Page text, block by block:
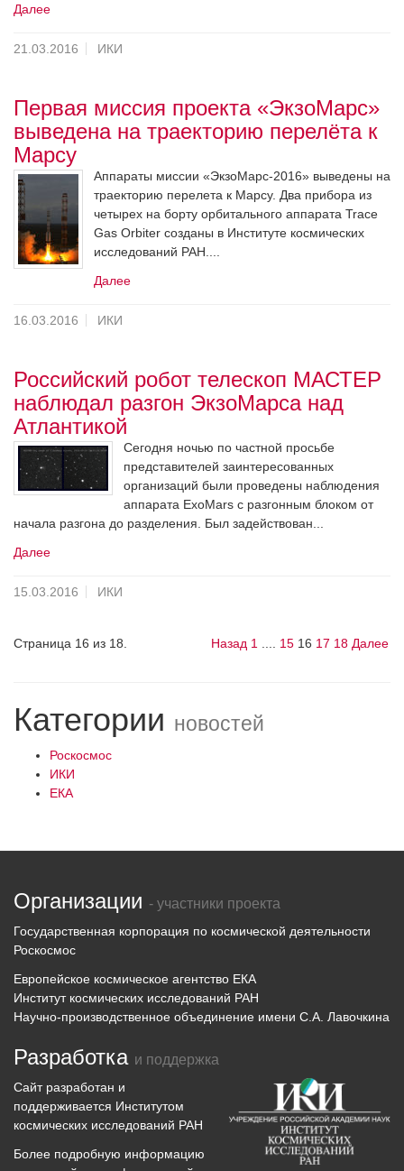
Далее
21.03.2016 ИКИ
Первая миссия проекта «ЭкзоМарс»
выведена на траекторию перелёта к
Марсу
Аппараты миссии «ЭкзоМарс-2016» выведены на
траекторию перелета к Марсу. Два прибора из
четырех на борту орбитального аппарата Trace
Gas Orbiter созданы в Институте космических
исследований РАН....
Далее
16.03.2016 ИКИ
Российский робот телескоп МАСТЕР
наблюдал разгон ЭкзоМарса над
Атлантикой
Сегодня ночью по частной просьбе
представителей заинтересованных
организаций были проведены наблюдения
аппарата ExoMars с разгонным блоком от
начала разгона до разделения. Был задействован...
Далее
15.03.2016 ИКИ
Страница 16 из 18. Назад 1 15 16 17 18 Далее
Категории новостей
Роскосмос
ИКИ
ЕКА
Организации - участники проекта
Государственная корпорация по космической деятельности
Роскосмос
Европейское космическое агентство ЕКА
Институт космических исследований РАН
Научно-производственное объединение имени С.А. Лавочкина
Разработка и поддержка
Сайт разработан и
поддерживается Институтом
космических исследований РАН
Более подробную информацию